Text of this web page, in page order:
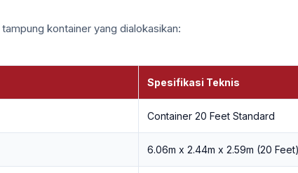
kontainer yang dialokasikan:
Spesifikasi Teknis
Container 20 Feet Standard
6.06m x 2.44m x 2.59m (20 Feet)